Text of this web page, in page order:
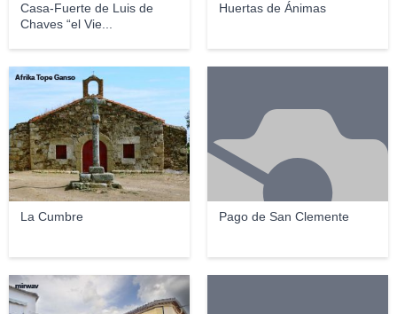
Casa-Fuerte de Luis de
Chaves “el Vie...
Huertas de Ánimas
La Cumbre
Afrika Tope Ganso
Pago de San Clemente
mirwav